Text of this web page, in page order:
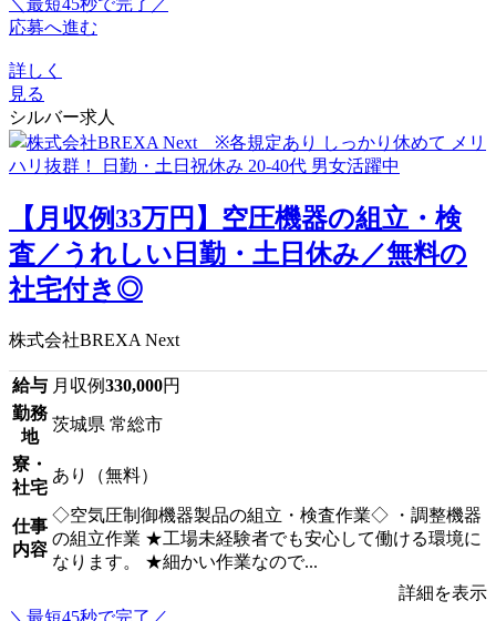
＼最短45秒で完了／
応募へ進む
詳しく
見る
シルバー求人
【月収例33万円】空圧機器の組立・検
査／うれしい日勤・土日休み／無料の
社宅付き◎
株式会社BREXA Next
給与 月収例330,000円
勤務
地
茨城県 常総市
寮・
社宅
あり（無料）
仕事
内容
◇空気圧制御機器製品の組立・検査作業◇ ・調整機器
の組立作業 ★工場未経験者でも安心して働ける環境に
なります。 ★細かい作業なので...
詳細を表示
＼最短45秒で完了／